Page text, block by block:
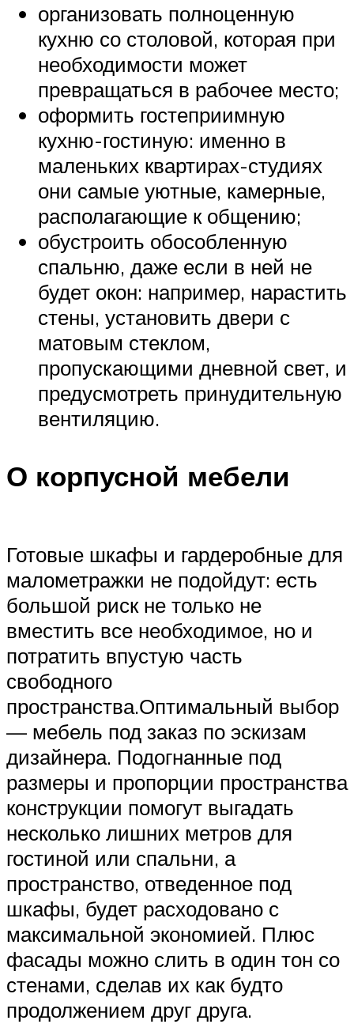
организовать полноценную
кухню со столовой, которая при
необходимости может
превращаться в рабочее место;
оформить гостеприимную
кухню-гостиную: именно в
маленьких квартирах-студиях
они самые уютные, камерные,
располагающие к общению;
обустроить обособленную
спальню, даже если в ней не
будет окон: например, нарастить
стены, установить двери с
матовым стеклом,
пропускающими дневной свет, и
предусмотреть принудительную
вентиляцию.
О корпусной мебели
Готовые шкафы и гардеробные для
малометражки не подойдут: есть
большой риск не только не
вместить все необходимое, но и
потратить впустую часть
свободного
пространства.Оптимальный выбор
— мебель под заказ по эскизам
дизайнера. Подогнанные под
размеры и пропорции пространства
конструкции помогут выгадать
несколько лишних метров для
гостиной или спальни, а
пространство, отведенное под
шкафы, будет расходовано с
максимальной экономией. Плюс
фасады можно слить в один тон со
стенами, сделав их как будто
продолжением друг друга.